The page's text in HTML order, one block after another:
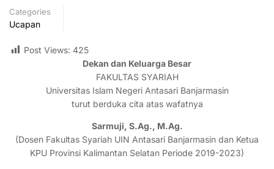
Categories
Ucapan
Post Views: 425
Dekan dan Keluarga Besar
FAKULTAS SYARIAH
Universitas Islam Negeri Antasari Banjarmasin
turut berduka cita atas wafatnya
Sarmuji, S.Ag., M.Ag.
(Dosen Fakultas Syariah UIN Antasari Banjarmasin dan Ketua
KPU Provinsi Kalimantan Selatan Periode 2019-2023)